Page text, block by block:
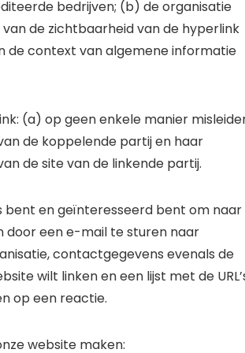
bedrijven; (b) de organisatie
de zichtbaarheid van de hyperlink
de context van algemene informatie
(a) op geen enkele manier
de koppelende partij en haar
de site van de linkende partij.
bent en geïnteresseerd bent om naar
door een e-mail te sturen naar
contactgegevens evenals de
wilt linken en een lijst met de
op een reactie.
website maken: